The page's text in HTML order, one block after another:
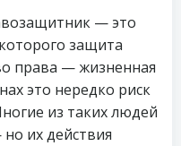
— это
защита
права — жизненная
это нередко риск
из таких людей
их действия